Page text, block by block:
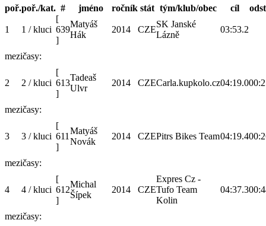
poř.poř./kat. # jméno ročník stát tým/klub/obec cíl
1 1 / kluci
[
639
]
Matyáš
Hák
2014 CZE
SK Janské
Lázně
03:53.2
mezičasy:
2 2 / kluci
[
613
]
Tadeaš
Ulvr
2014 CZECarla.kupkolo.cz04:19.0
mezičasy:
3 3 / kluci
[
611
]
Matyáš
Novák
2014 CZEPitrs Bikes Team04:19.4
mezičasy:
4 4 / kluci
[
612
]
Michal
Šípek
2014 CZE
Expres Cz -
Tufo Team
Kolin
04:37.3
mezičasy: